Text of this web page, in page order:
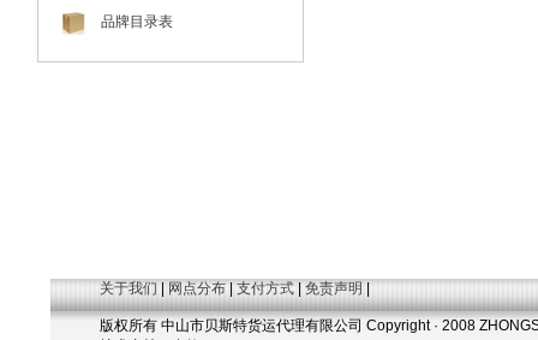
品牌目录表
关于我们 网点分布 支付方式 免责声明
版权所有 中山市贝斯特货运代理有限公司 Copyright · 2008